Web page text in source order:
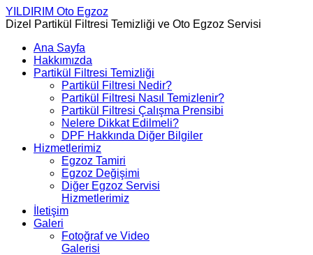
YILDIRIM Oto Egzoz
Dizel Partikül Filtresi Temizliği ve Oto Egzoz Servisi
Ana Sayfa
Hakkımızda
Partikül Filtresi Temizliği
Partikül Filtresi Nedir?
Partikül Filtresi Nasıl Temizlenir?
Partikül Filtresi Çalışma Prensibi
Nelere Dikkat Edilmeli?
DPF Hakkında Diğer Bilgiler
Hizmetlerimiz
Egzoz Tamiri
Egzoz Değişimi
Diğer Egzoz Servisi
Hizmetlerimiz
İletişim
Galeri
Fotoğraf ve Video
Galerisi